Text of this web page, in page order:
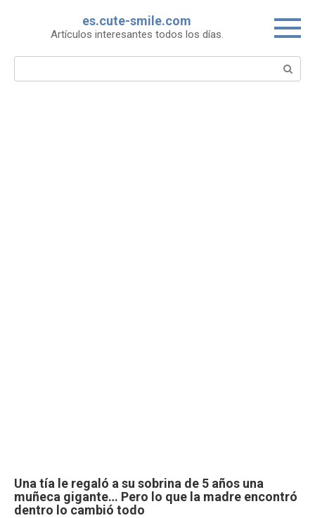
es.cute-smile.com
Artículos interesantes todos los días.
Search:
Una tía le regaló a su sobrina de 5 años una
muñeca gigante… Pero lo que la madre encontró
dentro lo cambió todo